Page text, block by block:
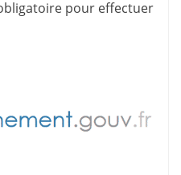
pour effectuer